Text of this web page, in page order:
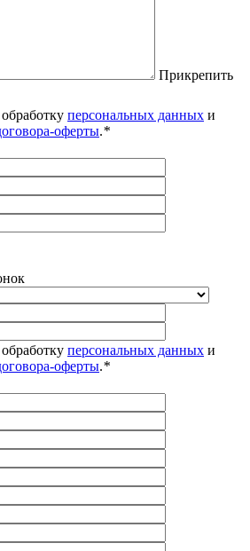
Прикрепить
персональных данных и
оферты.*
персональных данных и
оферты.*